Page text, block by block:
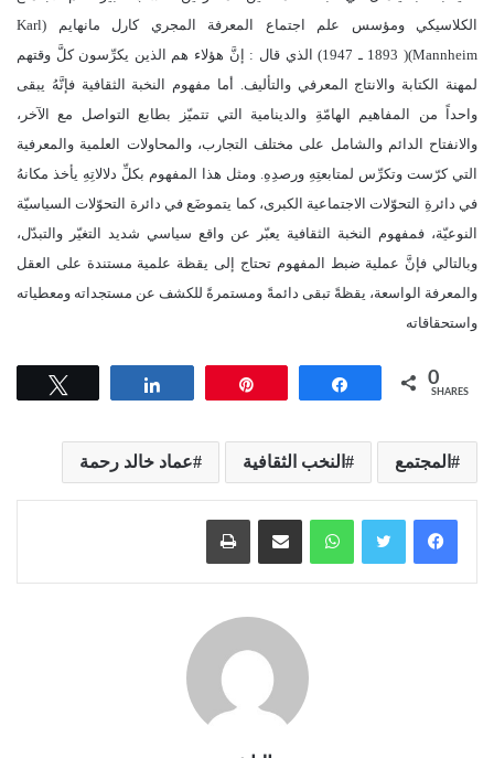
الكلاسيكي ومؤسس علم اجتماع المعرفة المجري كارل مانهايم (Karl
Mannheim)( 1893 ـ 1947) الذي قال : إنَّ هؤلاء هم الذين يكرِّسون كلَّ وقتهم
لمهنة الكتابة والانتاج المعرفي والتأليف. أما مفهوم النخبة الثقافية فإنَّهُ يبقى
واحداً من المفاهيم الهامّةِ والدينامية التي تتميّز بطابع التواصل مع الآخر،
والانفتاح الدائم والشامل على مختلف التجارب، والمحاولات العلمية والمعرفية
التي كرّست وتكرِّس لمتابعتِهِ ورصدِهِ. ومثل هذا المفهوم بكلِّ دلالاتِهِ يأخذ مكانهُ
في دائرةِ التحوّلات الاجتماعية الكبرى، كما يتموضَع في دائرة التحوّلات السياسيّة
النوعيّة، فمفهوم النخبة الثقافية يعبّر عن واقع سياسي شديد التغيّر والتبدّل،
وبالتالي فإنَّ عملية ضبط المفهوم تحتاج إلى يقظة علمية مستندة على العقل
والمعرفة الواسعة، يقظةً تبقى دائمةً ومستمرةً للكشف عن مستجداته ومعطياته
واستحقاقاته
Share 0
SHARES
المجتمع النخب الثقافية عماد خالد رحمة
واتساب مشاركة عبر البريد طباعة